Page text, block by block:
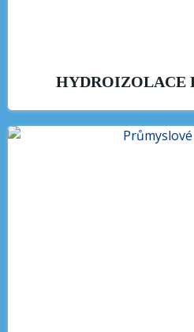
HYDROIZOLACE